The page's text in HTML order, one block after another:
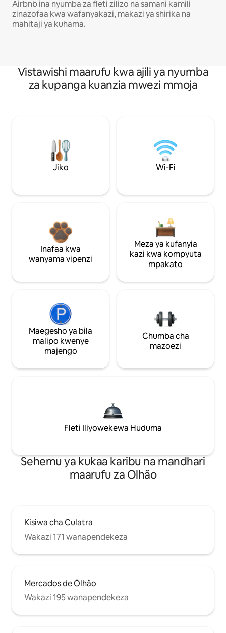
Airbnb ina nyumba za fleti zilizo na samani kamili
zinazofaa kwa wafanyakazi, makazi ya shirika na
mahitaji ya kuhama.
Vistawishi maarufu kwa ajili ya nyumba
za kupanga kuanzia mwezi mmoja
Jiko Wi-Fi
Inafaa kwa
wanyama vipenzi
Meza ya kufanyia
kazi kwa kompyuta
mpakato
Maegesho ya bila
malipo kwenye
majengo
Chumba cha
mazoezi
Fleti Iliyowekewa Huduma
Sehemu ya kukaa karibu na mandhari
maarufu za Olhão
Kisiwa cha Culatra
Wakazi 171 wanapendekeza
Mercados de Olhão
Wakazi 195 wanapendekeza